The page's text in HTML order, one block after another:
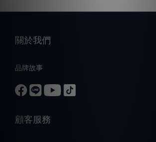
關於我們
品牌故事
顧客服務